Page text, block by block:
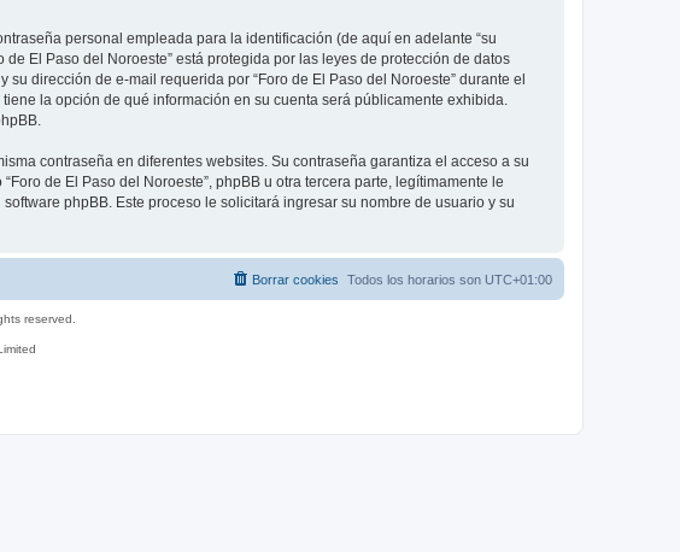
personal empleada para la identificación (de aquí en adelante “su
El Paso del Noroeste” está protegida por las leyes de protección de datos
dirección de e-mail requerida por “Foro de El Paso del Noroeste” durante el
la opción de qué información en su cuenta será públicamente exhibida.
contraseña en diferentes websites. Su contraseña garantiza el acceso a su
de El Paso del Noroeste”, phpBB u otra tercera parte, legítimamente le
phpBB. Este proceso le solicitará ingresar su nombre de usuario y su
Todos los horarios son UTC+01:00
Borrar cookies
reserved.